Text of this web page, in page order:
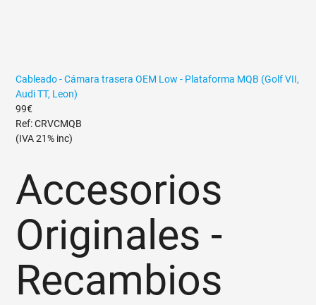
Cableado - Cámara trasera OEM Low - Plataforma MQB (Golf VII,
Audi TT, Leon)
99€
Ref: CRVCMQB
(IVA 21% inc)
Accesorios
Originales -
Recambios